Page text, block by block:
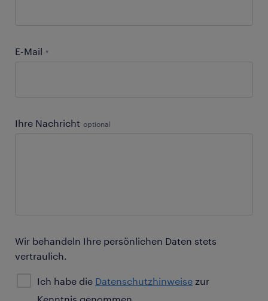
E-Mail *
Ihre Nachricht optional
Wir behandeln Ihre persönlichen Daten stets
vertraulich.
Ich habe die Datenschutzhinweise zur